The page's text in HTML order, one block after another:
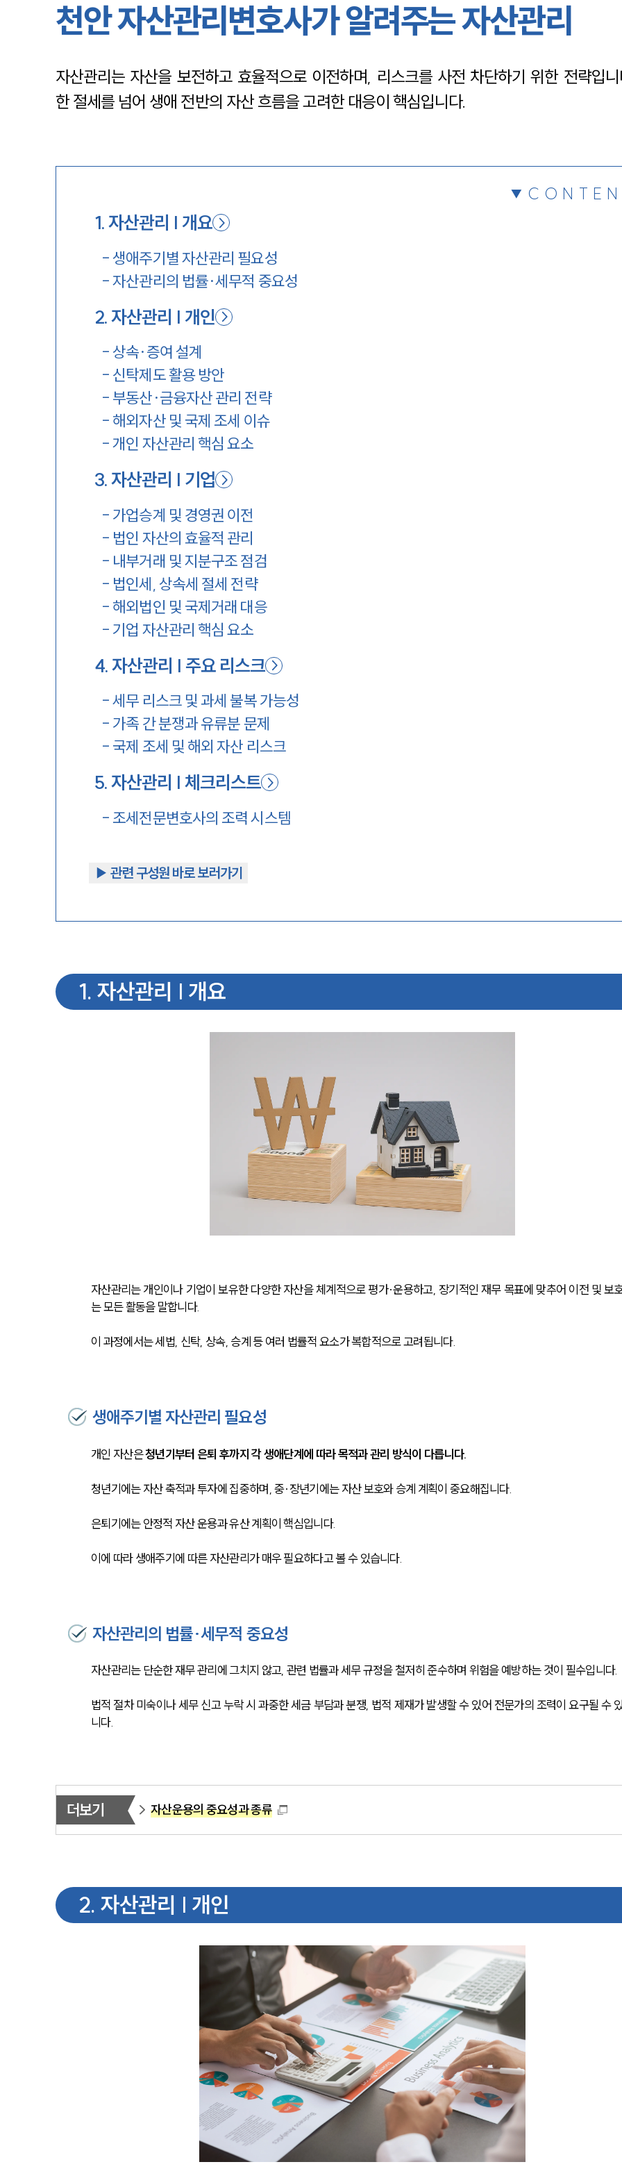
채용정보
천안 자산관리변호사가 알려주는 자산관리
자산관리는 자산을 보전하고 효율적으로 이전하며, 리스크를 사전 차단하기 위한 전략입
한 절세를 넘어 생애 전반의 자산 흐름을 고려한 대응이 핵심입니다.
1.자산관리 | 개요
-생애주기별 자산관리 필요성
-자산관리의 법률·세무적 중요성
2.자산관리 | 개인
- 상속·증여 설계
- 신탁제도 활용 방안
- 부동산·금융자산 관리 전략
- 해외자산 및 국제 조세 이슈
-개인 자산관리 핵심 요소
3.자산관리 | 기업
- 가업승계 및 경영권 이전
- 법인 자산의 효율적 관리
- 내부거래 및 지분구조 점검
- 법인세, 상속세 절세 전략
- 해외법인 및 국제거래 대응
- 기업 자산관리 핵심 요소
4.자산관리 | 주요 리스크
-세무 리스크 및 과세 불복 가능성
- 가족 간 분쟁과 유류분 문제
- 국제 조세 및 해외 자산 리스크
5.자산관리 | 체크리스트
- 조세전문변호사의 조력 시스템
▶︎ 관련 구성원 바로 보러가기
1. 자산관리 | 개요
자산관리는 개인이나 기업이 보유한 다양한 자산을 체계적으로 평가·운용하고, 장기적인 재무 목표에 맞추어 이전 및 보
는 모든 활동을 말합니다.
이 과정에서는 세법, 신탁, 상속, 승계 등 여러 법률적 요소가 복합적으로 고려됩니다.
생애주기별 자산관리 필요성
개인 자산은 청년기부터 은퇴 후까지 각 생애단계에 따라 목적과 관리 방식이 다릅니다.
청년기에는 자산 축적과 투자에 집중하며, 중·장년기에는 자산 보호와 승계 계획이 중요해집니다.
은퇴기에는 안정적 자산 운용과 유산 계획이 핵심입니다.
이에 따라 생애주기에 따른 자산관리가 매우 필요하다고 볼 수 있습니다.
자산관리의 법률·세무적 중요성
자산관리는 단순한 재무 관리에 그치지 않고, 관련 법률과 세무 규정을 철저히 준수하며 위험을 예방하는 것이 필수입니다.
법적 절차 미숙이나 세무 신고 누락 시 과중한 세금 부담과 분쟁, 법적 제재가 발생할 수 있어 전문가의 조력이 요구될 수
니다.
더보기 자산운용의 중요성과 종류
2. 자산관리 | 개인